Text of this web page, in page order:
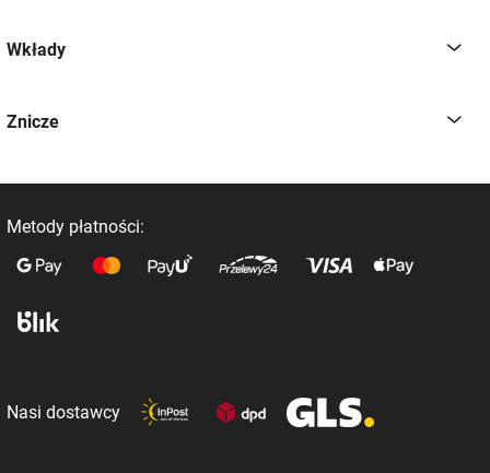
Wkłady
Znicze
Metody płatności:
Nasi dostawcy